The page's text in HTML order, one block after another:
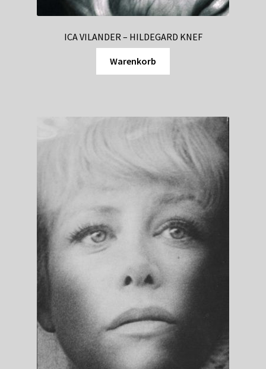
ICA VILANDER – HILDEGARD KNEF
Warenkorb